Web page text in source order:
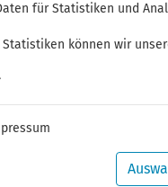
Mikrometer
und 21.08.2026
für Statistiken und
können wir